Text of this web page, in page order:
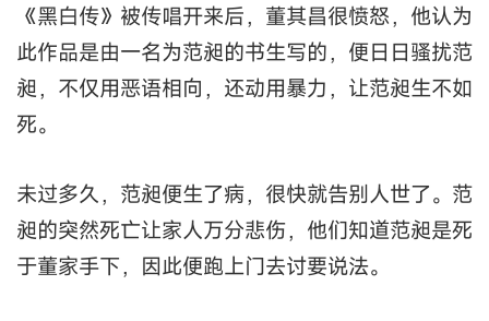
《黑白传》被传唱开来后，董其昌很愤怒，他认为
此作品是由一名为范昶的书生写的，便日日骚扰范
昶，不仅用恶语相向，还动用暴力，让范昶生不如
死。
未过多久，范昶便生了病，很快就告别人世了。范
昶的突然死亡让家人万分悲伤，他们知道范昶是死
于董家手下，因此便跑上门去讨要说法。